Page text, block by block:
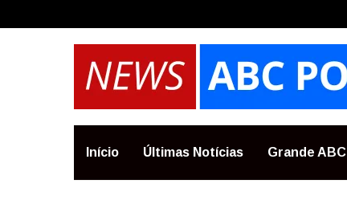
Início Últimas Notícias Grande ABC